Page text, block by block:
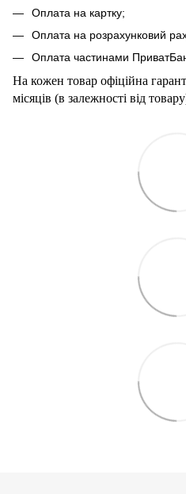
Оплата на картку;
Оплата на розрахунковий
Оплата частинами
На кожен товар офіційна
місяців (в залежності від